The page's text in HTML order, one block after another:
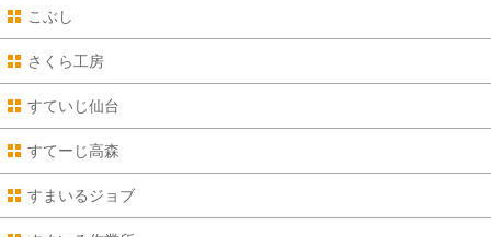
こぶし
さくら工房
すていじ仙台
すてーじ高森
すまいるジョブ